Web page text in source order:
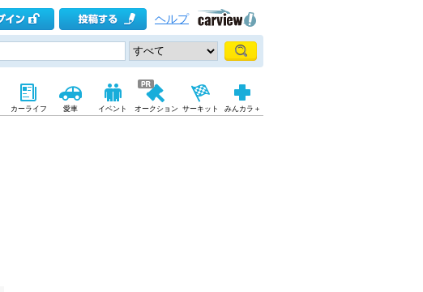
ヘルプ
カーライフ 愛車 イベント オークション サーキット みんカラ＋